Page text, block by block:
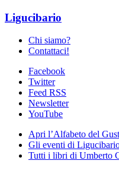
Ligucibario
Chi siamo?
Contattaci!
Facebook
Twitter
Feed RSS
Newsletter
YouTube
Apri l’Alfabeto del
Gli eventi di
Tutti i libri di Umberto